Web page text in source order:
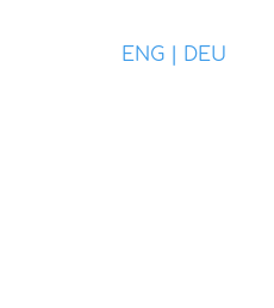
ENG| DEU